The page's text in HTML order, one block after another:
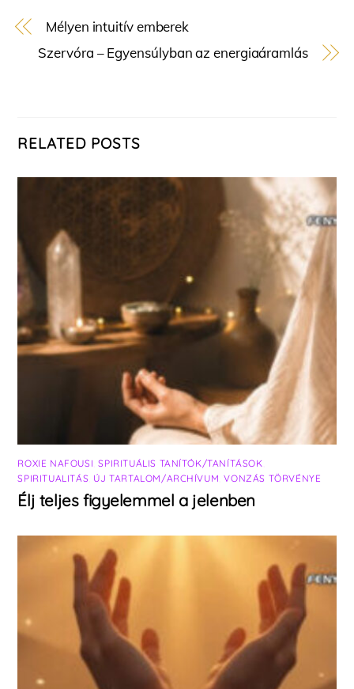
Mélyen intuitív emberek
Szervóra – Egyensúlyban az energiaáramlás
RELATED POSTS
ROXIE NAFOUSI ,SPIRITUÁLIS TANÍTÓK/TANÍTÁSOK
SPIRITUALITÁS ÚJ TARTALOM/ARCHÍVUM ,VONZÁS TÖRVÉNYE
Élj teljes figyelemmel a jelenben